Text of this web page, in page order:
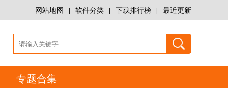
最近更新
下载排行榜 |
软件分类 |
网站地图 |
专题合集